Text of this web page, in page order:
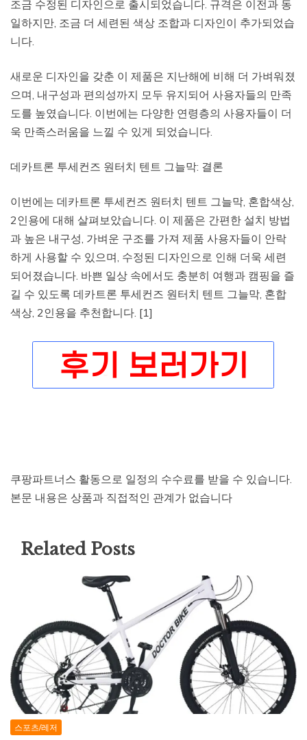
조금 수정된 디자인으로 출시되었습니다. 규격은 이전과 동
일하지만, 조금 더 세련된 색상 조합과 디자인이 추가되었습
니다.
새로운 디자인을 갖춘 이 제품은 지난해에 비해 더 가벼워졌
으며, 내구성과 편의성까지 모두 유지되어 사용자들의 만족
도를 높였습니다. 이번에는 다양한 연령층의 사용자들이 더
욱 만족스러움을 느낄 수 있게 되었습니다.
데카트론 투세컨즈 원터치 텐트 그늘막: 결론
이번에는 데카트론 투세컨즈 원터치 텐트 그늘막, 혼합색상,
2인용에 대해 살펴보았습니다. 이 제품은 간편한 설치 방법
과 높은 내구성, 가벼운 구조를 가져 제품 사용자들이 안락
하게 사용할 수 있으며, 수정된 디자인으로 인해 더욱 세련
되어졌습니다. 바쁜 일상 속에서도 충분히 여행과 캠핑을 즐
길 수 있도록 데카트론 투세컨즈 원터치 텐트 그늘막, 혼합
색상, 2인용을 추천합니다. [1]
쿠팡파트너스 활동으로 일정의 수수료를 받을 수 있습니다.
본문 내용은 상품과 직접적인 관계가 없습니다
Related Posts
스포츠/레저